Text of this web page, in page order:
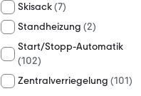
Skisack(7)
Standheizung (2)
Start/Stopp-Automatik
(102)
Zentralverriegelung (101)